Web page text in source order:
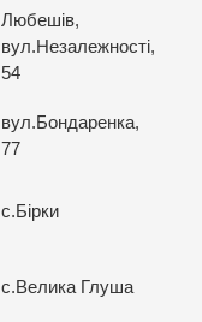
Любешів,
вул.Незалежності,
54
вул.Бондаренка,
77
с.Бірки
с.Велика Глуша